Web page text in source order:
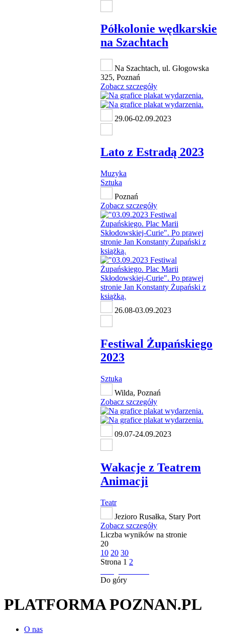
Półkolonie wędkarskie
na Szachtach
Na Szachtach, ul. Głogowska
325, Poznań
Zobacz szczegóły
29.06-02.09.2023
Lato z Estradą 2023
Muzyka
Sztuka
Poznań
Zobacz szczegóły
26.08-03.09.2023
Festiwal Żupańskiego
2023
Sztuka
Wilda, Poznań
Zobacz szczegóły
09.07-24.09.2023
Wakacje z Teatrem
Animacji
Teatr
Jezioro Rusałka, Stary Port
Zobacz szczegóły
Liczba wyników na stronie
20
10 20 30
Strona 1 2
Do góry
PLATFORMA POZNAN.PL
O nas